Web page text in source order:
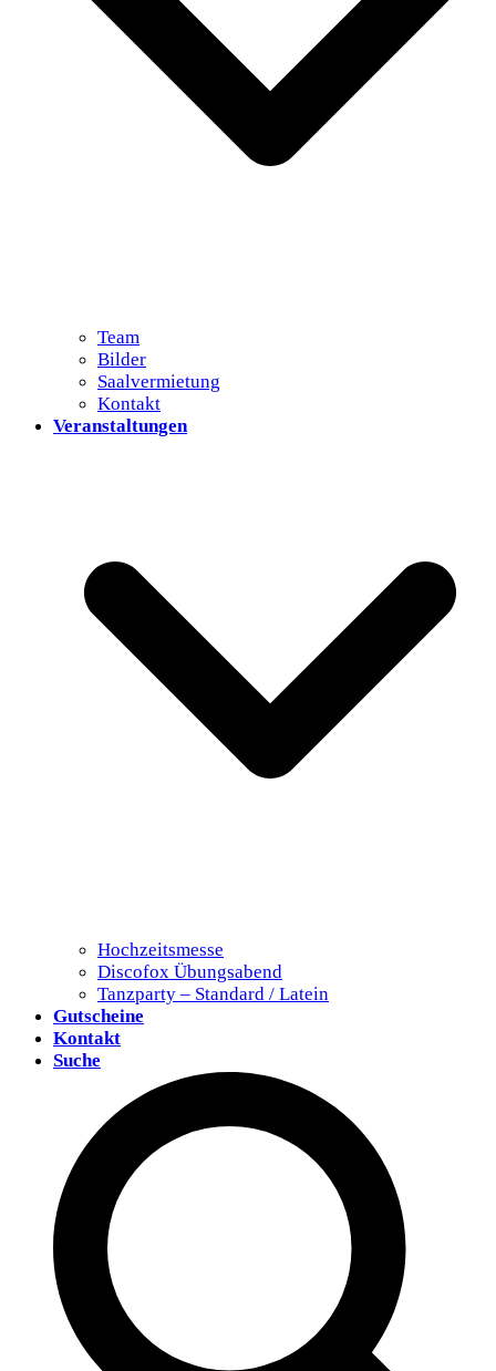
Team
Bilder
Saalvermietung
Kontakt
Veranstaltungen
Hochzeitsmesse
Discofox Übungsabend
Tanzparty – Standard / Latein
Gutscheine
Kontakt
Suche